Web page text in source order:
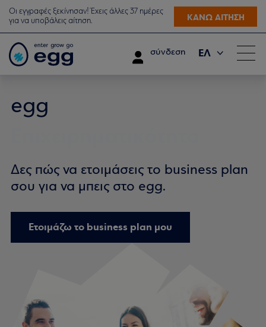
Οι εγγραφές ξεκίνησαν! Έχεις άλλες 37 ημέρες
για να υποβάλεις αίτηση.
ΚΑΝΩ ΑΙΤΗΣΗ
σύνδεση ΕΛ
egg
Δες πώς να ετοιμάσεις το business plan
σου για να μπεις στο egg.
Ετοιμάζω το business plan μου